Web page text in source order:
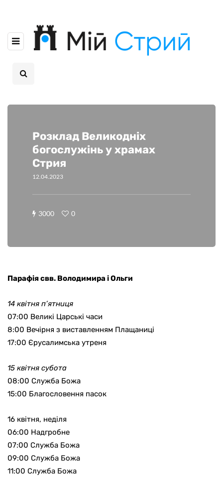
Розклад Великодніх
богослужінь у храмах
Стрия
12.04.2023
3000 0
Парафія свв. Володимира і Ольги
14 квітня п’ятниця
07:00 Великі Царські часи
8:00 Вечірня з виставленням Плащаниці
17:00 Єрусалимська утреня
15 квітня субота
08:00 Служба Божа
15:00 Благословення пасок
16 квітня, неділя
06:00 Надгробне
07:00 Служба Божа
09:00 Служба Божа
11:00 Служба Божа